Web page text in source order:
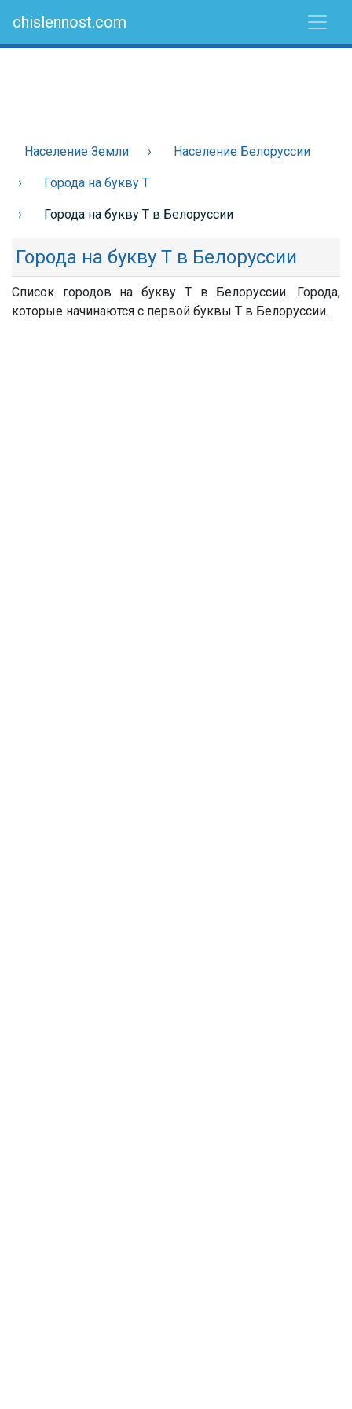
chislennost.com
Население Земли Население Белоруссии
Города на букву Т
Города на букву Т в Белоруссии
Города на букву Т в Белоруссии
Список городов на букву Т в Белоруссии. Города,
которые начинаются с первой буквы Т в Белоруссии.